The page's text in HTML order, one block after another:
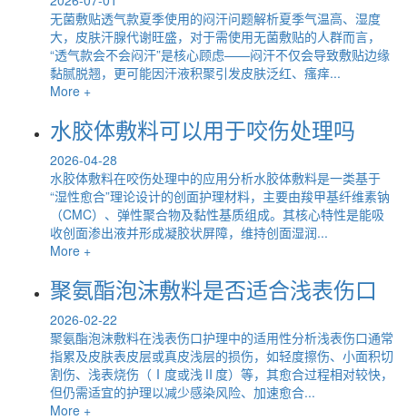
无菌敷贴透气款夏季使用的闷汗问题解析夏季气温高、湿度
大，皮肤汗腺代谢旺盛，对于需使用无菌敷贴的人群而言，
“透气款会不会闷汗”是核心顾虑——闷汗不仅会导致敷贴边缘
黏腻脱翘，更可能因汗液积聚引发皮肤泛红、瘙痒...
More +
水胶体敷料可以用于咬伤处理吗
2026-04-28
水胶体敷料在咬伤处理中的应用分析水胶体敷料是一类基于
“湿性愈合”理论设计的创面护理材料，主要由羧甲基纤维素钠
（CMC）、弹性聚合物及黏性基质组成。其核心特性是能吸
收创面渗出液并形成凝胶状屏障，维持创面湿润...
More +
聚氨酯泡沫敷料是否适合浅表伤口
2026-02-22
聚氨酯泡沫敷料在浅表伤口护理中的适用性分析浅表伤口通常
指累及皮肤表皮层或真皮浅层的损伤，如轻度擦伤、小面积切
割伤、浅表烧伤（Ⅰ度或浅Ⅱ度）等，其愈合过程相对较快，
但仍需适宜的护理以减少感染风险、加速愈合...
More +